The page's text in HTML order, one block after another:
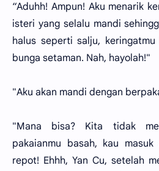
“Aduhh! Ampun! Aku menarik
isteri yang selalu mandi
halus seperti salju,
bunga setaman. Nah, hayolah!"
"Aku akan mandi dengan
"Mana bisa? Kita tidak
pakaianmu basah, kau
repot! Ehhh, Yan Cu, setelah